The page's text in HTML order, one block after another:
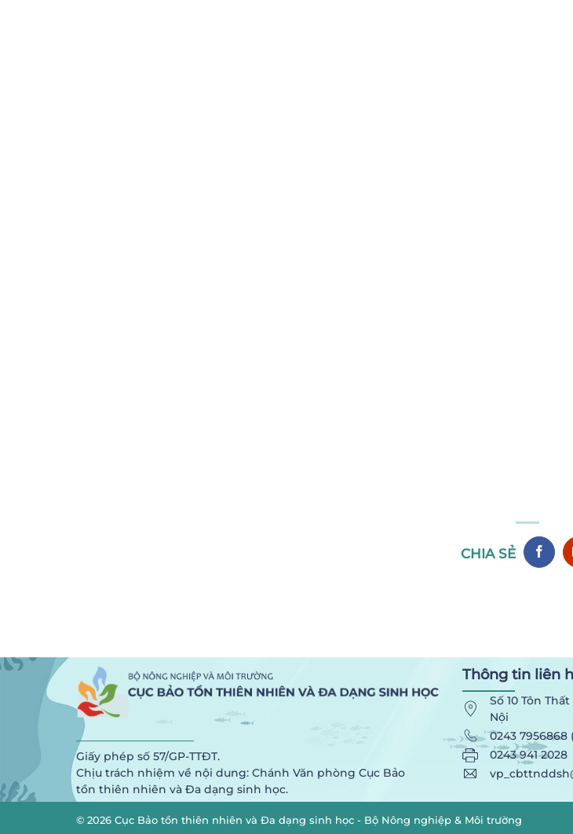
CHIA SẺ
Giấy phép số 57/GP-TTĐT.
Chịu trách nhiệm về nội dung: Chánh Văn phòng Cục Bảo
tồn thiên nhiên và Đa dạng sinh học.
Thông tin liên
Số 10 Tôn
Nội
0243 7956868
0243 941 2028
© 2026 Cục Bảo tồn thiên nhiên và Đa dạng sinh học - Bộ Nông nghiệp & Môi trường